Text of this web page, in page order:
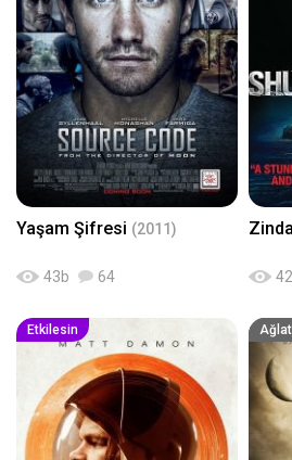
Yaşam Şifresi (2011)
43b 64 42
Etkilesin